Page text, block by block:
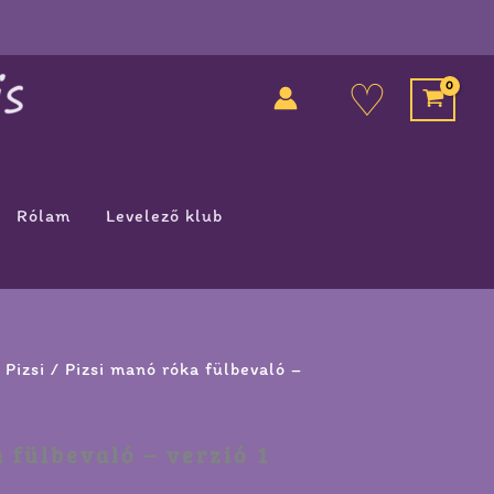
♡
Rólam Levelező klub
Pizsi / Pizsi manó róka fülbevaló –
fülbevaló – verzió 1